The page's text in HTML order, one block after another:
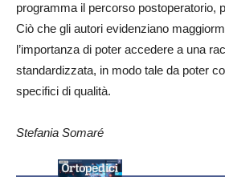
programma il percorso postoperatorio,
Ciò che gli autori evidenziano
l’importanza di poter accedere a una
standardizzata, in modo tale da poter
specifici di qualità.
Stefania Somaré